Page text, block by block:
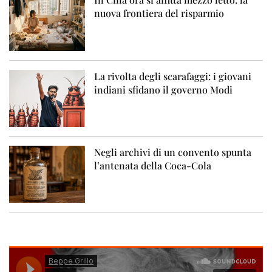
nuova frontiera del risparmio
La rivolta degli scarafaggi: i giovani
indiani sfidano il governo Modi
Negli archivi di un convento spunta
l’antenata della Coca-Cola